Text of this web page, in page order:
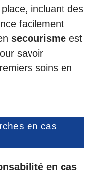
incluant des
facilement
secourisme est
savoir
soins en
en cas
en cas